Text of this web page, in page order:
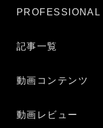
PROFESSIONAL
記事一覧
動画コンテンツ
動画レビュー